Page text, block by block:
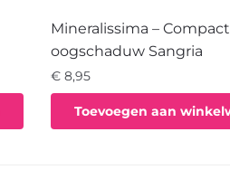
Mineralissima –
oogschaduw Sangria
€8,95
Toevoegen aan